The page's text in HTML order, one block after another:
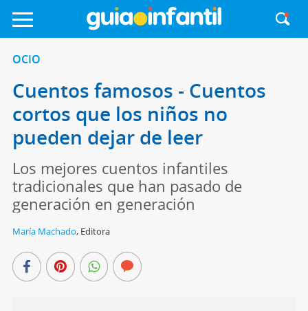
OCIO
Cuentos famosos - Cuentos
cortos que los niños no
pueden dejar de leer
Los mejores cuentos infantiles
tradicionales que han pasado de
generación en generación
María Machado, Editora